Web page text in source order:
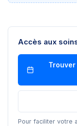
Accès aux
Trouver
Pour faciliter votre